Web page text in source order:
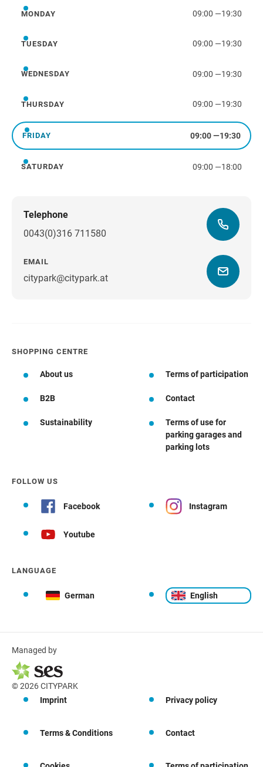
Monday
MONDAY 09:00 —19:30
Tuesday
TUESDAY 09:00 —19:30
Wednesday
WEDNESDAY 09:00 —19:30
Thursday
THURSDAY 09:00 —19:30
Friday
FRIDAY 09:00—19:30
Saturday
SATURDAY 09:00 —18:00
Telephone
0043(0)316 711580
EMAIL
citypark@citypark.at
SHOPPING CENTRE
About us Terms of participation
B2B Contact
Sustainability
Terms of use for
parking garages and
parking lots
FOLLOW US
Facebook Instagram
Youtube
LANGUAGE
German English
Managed by
© 2026 CITYPARK
Imprint
Privacy policy
Terms & Conditions Contact